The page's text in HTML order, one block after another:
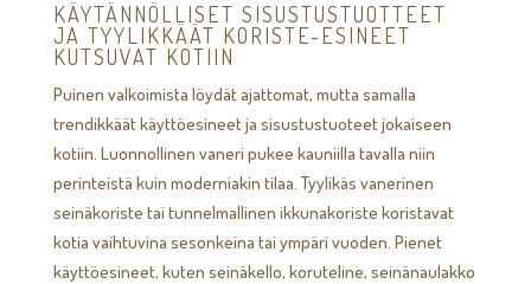
KÄYTÄNNÖLLISET SISUSTUSTUOTTEET
JA TYYLIKKÄÄT KORISTE-ESINEET
KUTSUVAT KOTIIN
Puinen valkoimista löydät ajattomat, mutta samalla
trendikkäät käyttöesineet ja sisustustuoteet jokaiseen
kotiin. Luonnollinen vaneri pukee kauniilla tavalla niin
perinteistä kuin moderniakin tilaa. Tyylikäs vanerinen
seinäkoriste tai tunnelmallinen ikkunakoriste koristavat
kotia vaihtuvina sesonkeina tai ympäri vuoden. Pienet
käyttöesineet, kuten seinäkello, koruteline, seinänaulakko